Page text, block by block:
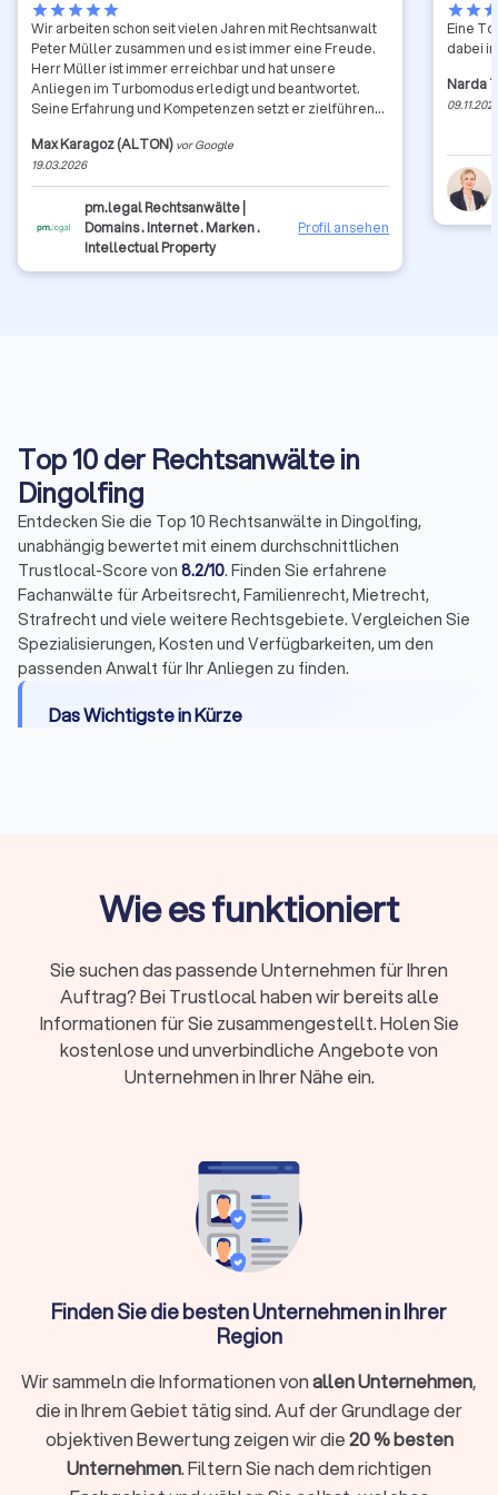
starstarstarstarstar
Wir arbeiten schon seit vielen Jahren mit Rechtsanwalt
Peter Müller zusammen und es ist immer eine Freude.
Herr Müller ist immer erreichbar und hat unsere
Anliegen im Turbomodus erledigt und beantwortet.
Seine Erfahrung und Kompetenzen setzt er zielführend
Blick. Seine Ergebnisse sprechen für ihn. Wir sind
vollstens zufrieden mit Herrn Müller und können ihn nur
wärmstes empfehlen. Wir freuen uns auf eine weitee
langjährige Zusammenarbeit. Danke!
Max Karagoz (ALTON) vor Google
19.03.2026
pm.legal Rechtsanwälte |
Domains . Internet . Marken .
Intellectual Property
Profil ansehen
starstar
Eine
dabei
Narda
Top 10 der Rechtsanwälte in
Dingolfing
Entdecken Sie die Top 10 Rechtsanwälte in Dingolfing,
unabhängig bewertet mit einem durchschnittlichen
Trustlocal-Score von 8.2/10. Finden Sie erfahrene
Fachanwälte für Arbeitsrecht, Familienrecht, Mietrecht,
Strafrecht und viele weitere Rechtsgebiete. Vergleichen Sie
Spezialisierungen, Kosten und Verfügbarkeiten, um den
passenden Anwalt für Ihr Anliegen zu finden.
Das Wichtigste in Kürze
kostenlos
nachgewiesene Expertise durch Fortbildungen
Kosten:RVG-Gebühren, Stundensätze (180-350
Euro) oder Pauschalpreise je nach Fall
Rechtsschutz:Prüfen Sie Versicherungsschutz
oder Prozesskostenhilfe bei geringem
Wann brauche ich überhaupt einen
Sie müssen nicht bei jedem rechtlichen Anliegen sofort einen
Erstberatung bei einer Verbraucherzentrale oder eine
gezielte Online-Recherche. Ein Rechtsanwalt unterstützt Sie
Sie kurzfristig eine Frist wahren müssen (zum Beispiel bei
einer Kündigungsschutzklage innerhalb von drei Wochen)
Ihr Fall rechtlich komplex ist und spezielles Fachwissen
erfordert
Wie es funktioniert
Sie suchen das passende Unternehmen für Ihren
Auftrag? Bei Trustlocal haben wir bereits alle
Informationen für Sie zusammengestellt. Holen Sie
kostenlose und unverbindliche Angebote von
Unternehmen in Ihrer Nähe ein.
Finden Sie die besten Unternehmen in Ihrer
Region
Wir sammeln die Informationen vonallen Unternehmen,
die in Ihrem Gebiet tätig sind. Auf der Grundlage der
objektiven Bewertung zeigen wir die20 % besten
Unternehmen. Filtern Sie nach dem richtigen